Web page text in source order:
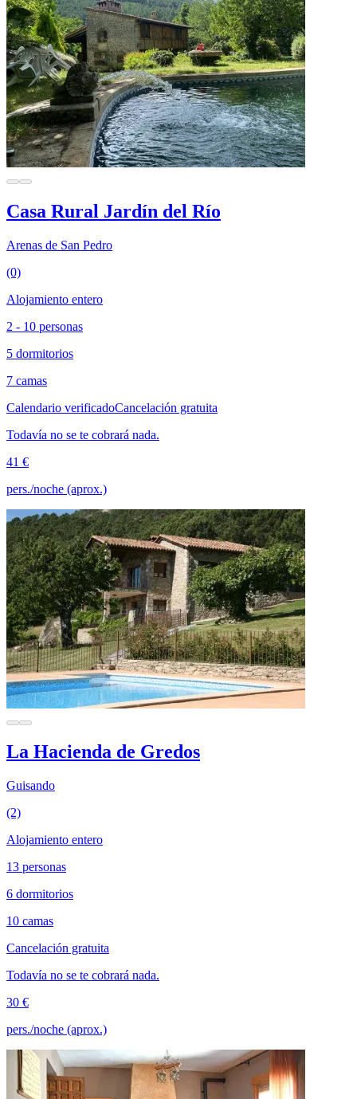
Casa Rural Jardín del Río
Arenas de San Pedro
(0)
Alojamiento entero
2 - 10 personas
5 dormitorios
7 camas
Calendario verificadoCancelación gratuita
Todavía no se te cobrará nada.
41 €
pers./noche (aprox.)
La Hacienda de Gredos
Guisando
(2)
Alojamiento entero
13 personas
6 dormitorios
10 camas
Cancelación gratuita
Todavía no se te cobrará nada.
30 €
pers./noche (aprox.)